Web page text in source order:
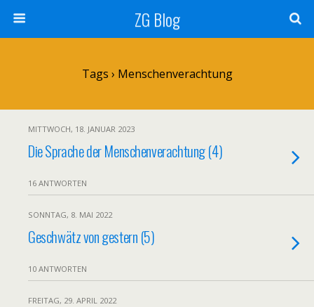
ZG Blog
Tags › Menschenverachtung
MITTWOCH, 18. JANUAR 2023
Die Sprache der Menschenverachtung (4)
16 ANTWORTEN
SONNTAG, 8. MAI 2022
Geschwätz von gestern (5)
10 ANTWORTEN
FREITAG, 29. APRIL 2022